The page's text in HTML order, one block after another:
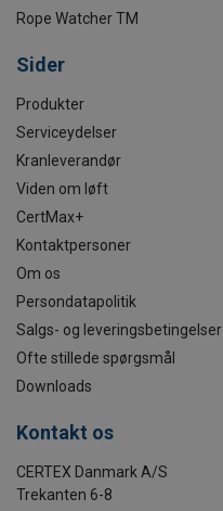
Rope Watcher TM
Sider
Produkter
Serviceydelser
Kranleverandør
Viden om løft
CertMax+
Kontaktpersoner
Om os
Persondatapolitik
Salgs- og leveringsbetingelser
Ofte stillede spørgsmål
Downloads
Kontakt os
CERTEX Danmark A/S
Trekanten 6-8